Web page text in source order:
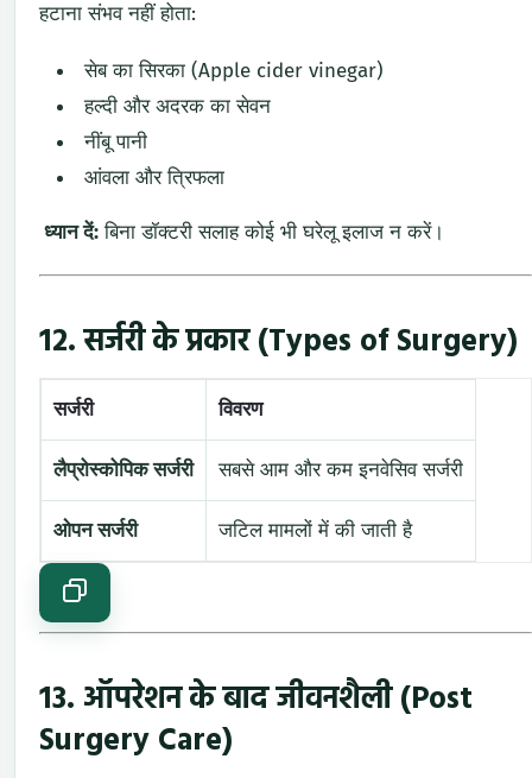
हटाना संभव नहीं होता:
सेब का सिरका (Apple cider vinegar)
हल्दी और अदरक का सेवन
नींबू पानी
आंवला और त्रिफला
ध्यान दें:बिना डॉक्टरी सलाह कोई भी घरेलू इलाज न करें।
12. सर्जरी के प्रकार (Types of Surgery)
सर्जरी विवरण
लैप्रोस्कोपिक सर्जरी सबसे आम और कम इनवेसिव सर्जरी
ओपन सर्जरी जटिल मामलों में की जाती है
13. ऑपरेशन के बाद जीवनशैली (Post
Surgery Care)